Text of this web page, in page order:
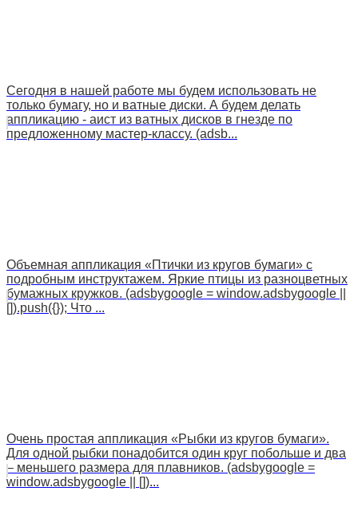
Сегодня в нашей работе мы будем использовать не
только бумагу, но и ватные диски. А будем делать
аппликацию - аист из ватных дисков в гнезде по
предложенному мастер-классу. (adsb...
Объемная аппликация «Птички из кругов бумаги» с
подробным инструктажем. Яркие птицы из разноцветных
бумажных кружков. (adsbygoogle = window.adsbygoogle ||
[]).push({}); Что ...
Очень простая аппликация «Рыбки из кругов бумаги».
Для одной рыбки понадобится один круг побольше и два
– меньшего размера для плавников. (adsbygoogle =
window.adsbygoogle || [])...